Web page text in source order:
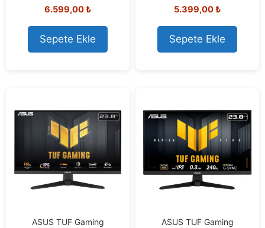
4.85
out of 5
6.599,00₺
Sepete Ekle
5.00
out of 5
5.399,00₺
Sepete Ekle
ASUS TUF Gaming ASUS TUF Gaming